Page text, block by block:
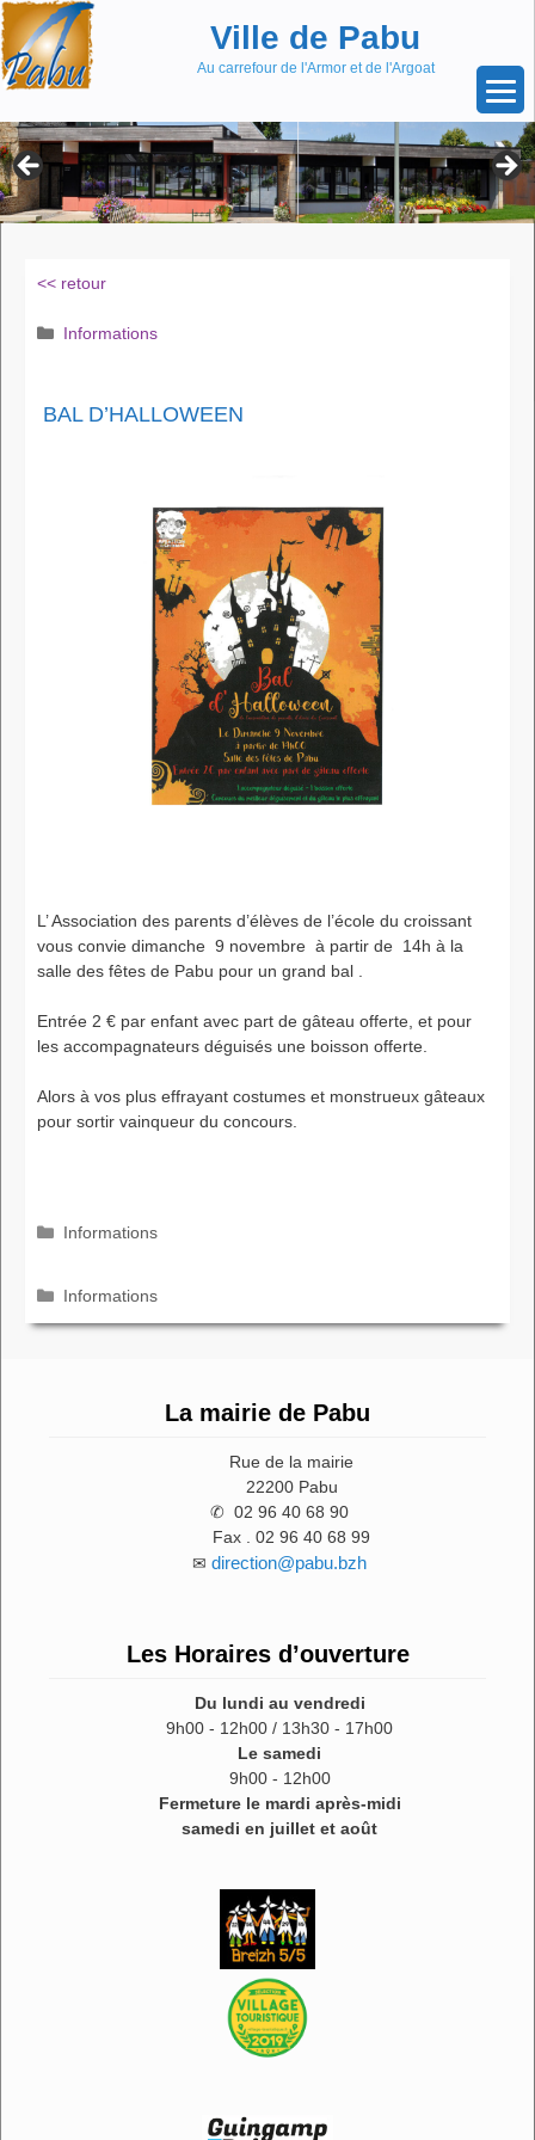
Aller
au
contenu
Skip
to
content
Ville de Pabu
Au carrefour de l'Armor et de l'Argoat
<< retour
Catégories
Informations
BAL D’HALLOWEEN
L’ Association des parents d’élèves de l’école du croissant
vous convie dimanche 9 novembre à partir de 14h à la
salle des fêtes de Pabu pour un grand bal .
Entrée 2 € par enfant avec part de gâteau offerte, et pour
les accompagnateurs déguisés une boisson offerte.
Alors à vos plus effrayant costumes et monstrueux gâteaux
pour sortir vainqueur du concours.
Catégories
Informations
Catégories
Informations
La mairie de Pabu
Rue de la mairie
22200 Pabu
✆ 02 96 40 68 90
Fax . 02 96 40 68 99
✉ direction@pabu.bzh
Les Horaires d’ouverture
Du lundi au vendredi
9h00 - 12h00 / 13h30 - 17h00
Le samedi
9h00 - 12h00
Fermeture le mardi après-midi
samedi en juillet et août